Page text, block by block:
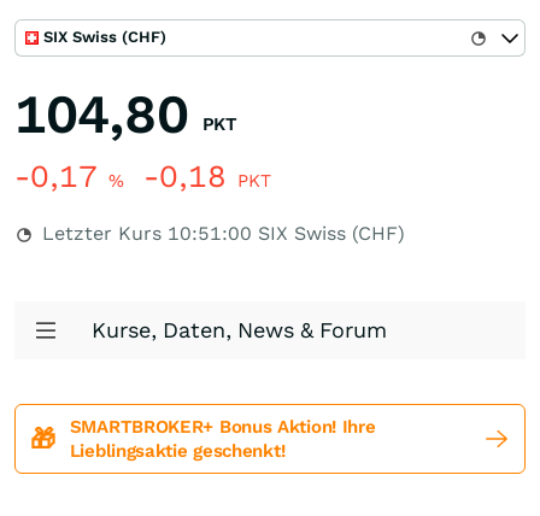
SIX Swiss (CHF)
104,80 PKT
-0,17 % -0,18 PKT
Letzter Kurs 10:51:00 SIX Swiss (CHF)
Kurse, Daten, News & Forum
🎁
SMARTBROKER+ Bonus Aktion! Ihre
Lieblingsaktie geschenkt!